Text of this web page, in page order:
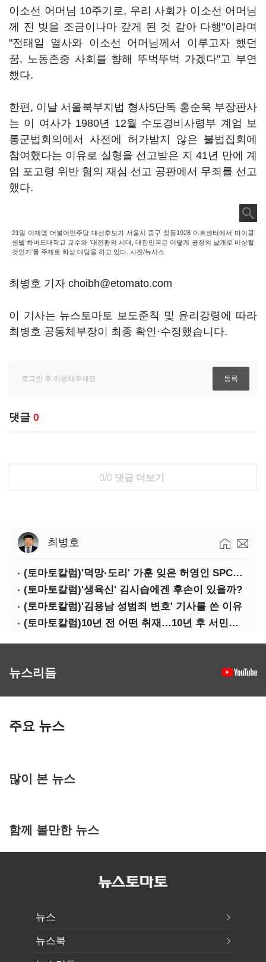
이소선 어머님 10주기로, 우리 사회가 이소선 어머님
께 진 빚을 조금이나마 갚게 된 것 같아 다행"이라며
"전태일 열사와 이소선 어머님께서 이루고자 했던
꿈, 노동존중 사회를 향해 뚜벅뚜벅 가겠다"고 부연
했다.
한편, 이날 서울북부지법 형사5단독 홍순욱 부장판사
는 이 여사가 1980년 12월 수도경비사령부 계엄 보
통군법회의에서 사전에 허가받지 않은 불법집회에
참여했다는 이유로 실형을 선고받은 지 41년 만에 계
엄 포고령 위반 혐의 재심 선고 공판에서 무죄를 선고
했다.
21일 이재명 더불어민주당 대선후보가 서울시 중구 정동1928 아트센터에서 마이클
샌델 하버드대학교 교수와 '대전환의 시대, 대한민국은 어떻게 공정의 날개로 비상할
것인가'를 주제로 화상 대담을 하고 있다. 사진/뉴시스
최병호 기자 choibh@etomato.com
이 기사는 뉴스토마토 보도준칙 및 윤리강령에 따라
최병호 공동체부장이 최종 확인·수정했습니다.
댓글 0
0/0 댓글 더보기
최병호
(토마토칼럼)'덕망·도리' 가훈 잊은 허영인 SPC그룹 회장
(토마토칼럼)'생육신' 김시습에겐 후손이 있을까?
(토마토칼럼)'김용남 성범죄 변호' 기사를 쓴 이유
(토마토칼럼)10년 전 어떤 취재…10년 후 서민석·박상용
뉴스리듬
주요 뉴스
많이 본 뉴스
함께 볼만한 뉴스
뉴스
뉴스북